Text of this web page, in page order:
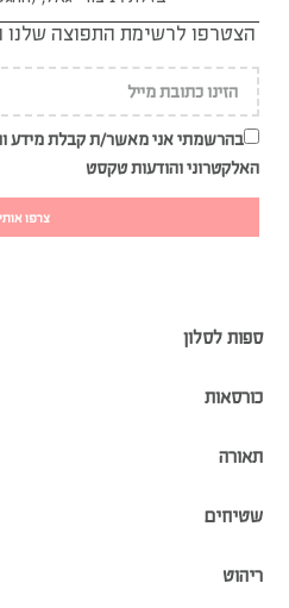
הצטרפו לרשימת התפוצה שלנו
בהרשמתי אני מאשר/ת קבלת מידע
האלקטרוני והודעות טקסט
צרפו אותי
ספות לסלון
כורסאות
תאורה
שטיחים
ריהוט